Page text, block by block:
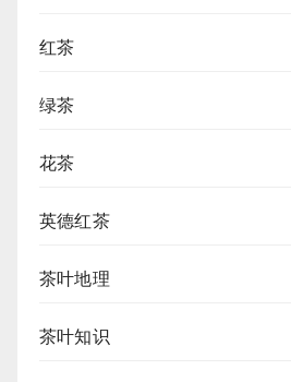
红茶
绿茶
花茶
英德红茶
茶叶地理
茶叶知识